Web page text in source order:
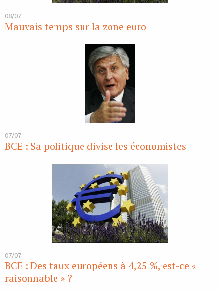
08/07
Mauvais temps sur la zone euro
07/07
BCE : Sa politique divise les économistes
07/07
BCE : Des taux européens à 4,25 %, est-ce «
raisonnable » ?